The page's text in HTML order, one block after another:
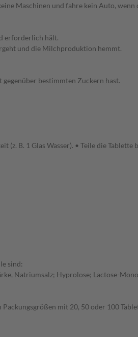
Maschinen und fahre kein Auto,
erforderlich hält.
und die Milchproduktion hemmt.
bestimmten Zuckern hast.
B. 1 Glas Wasser). • Teile die
sind:
Natriumsalz; Hyprolose; Lactose-
mit 20, 50 oder 100